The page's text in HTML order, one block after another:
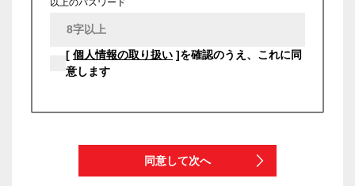
以上のパスワード
[ 個人情報の取り扱い ]を確認のうえ、これに同
意します
同意して次へ